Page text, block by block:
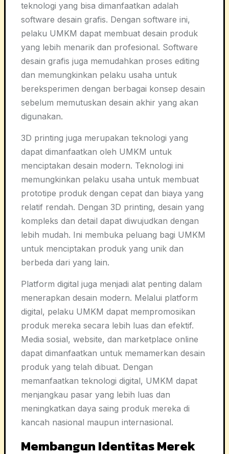
teknologi yang bisa dimanfaatkan adalah
software desain grafis. Dengan software ini,
pelaku UMKM dapat membuat desain produk
yang lebih menarik dan profesional. Software
desain grafis juga memudahkan proses editing
dan memungkinkan pelaku usaha untuk
bereksperimen dengan berbagai konsep desain
sebelum memutuskan desain akhir yang akan
digunakan.
3D printing juga merupakan teknologi yang
dapat dimanfaatkan oleh UMKM untuk
menciptakan desain modern. Teknologi ini
memungkinkan pelaku usaha untuk membuat
prototipe produk dengan cepat dan biaya yang
relatif rendah. Dengan 3D printing, desain yang
kompleks dan detail dapat diwujudkan dengan
lebih mudah. Ini membuka peluang bagi UMKM
untuk menciptakan produk yang unik dan
berbeda dari yang lain.
Platform digital juga menjadi alat penting dalam
menerapkan desain modern. Melalui platform
digital, pelaku UMKM dapat mempromosikan
produk mereka secara lebih luas dan efektif.
Media sosial, website, dan marketplace online
dapat dimanfaatkan untuk memamerkan desain
produk yang telah dibuat. Dengan
memanfaatkan teknologi digital, UMKM dapat
menjangkau pasar yang lebih luas dan
meningkatkan daya saing produk mereka di
kancah nasional maupun internasional.
Membangun Identitas Merek